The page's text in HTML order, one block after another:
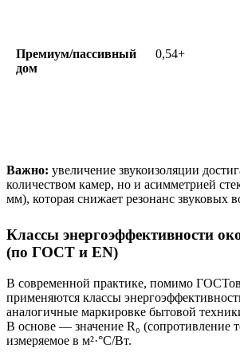
Премиум/пассивный
дом
0,54+
Важно: увеличение звукоизоляции
количеством камер, но и асимметрией
мм), которая снижает резонанс звуковых
Классы энергоэффективности
(по ГОСТ и EN)
В современной практике, помимо
применяются классы
аналогичные маркировке бытовой
В основе — значение R₀ (сопротивление
измеряемое в м²·°C/Вт.